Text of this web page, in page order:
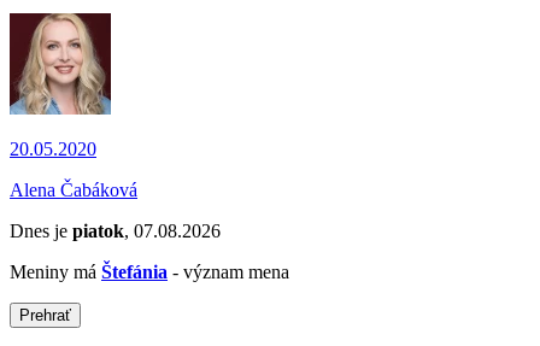
20.05.2020
Alena Čabáková
Dnes je piatok, 07.08.2026
Meniny má Štefánia - význam mena
Prehrať